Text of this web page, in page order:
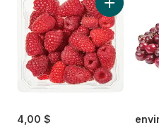
4,00 $
Ajouter